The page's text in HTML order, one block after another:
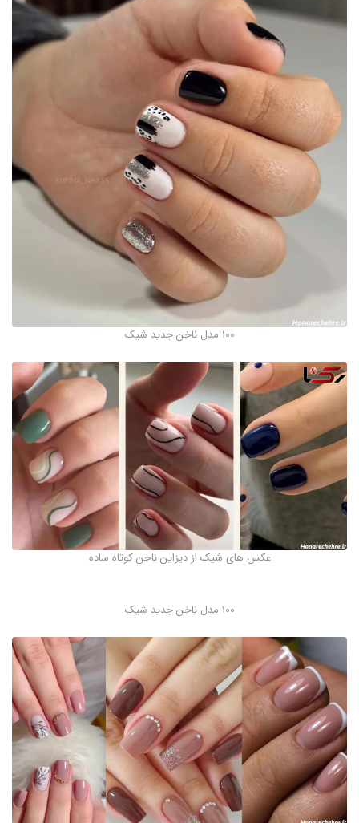
100 مدل ناخن جدید شیک
عکس های شیک از دیزاین ناخن کوتاه ساده
100 مدل ناخن جدید شیک